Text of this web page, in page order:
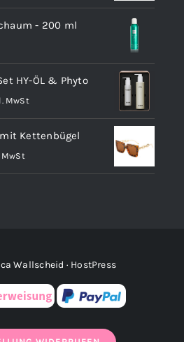
- 200 ml
HY-ÖL & Phyto
MwSt
Kettenbügel
Wallscheid · HostPress